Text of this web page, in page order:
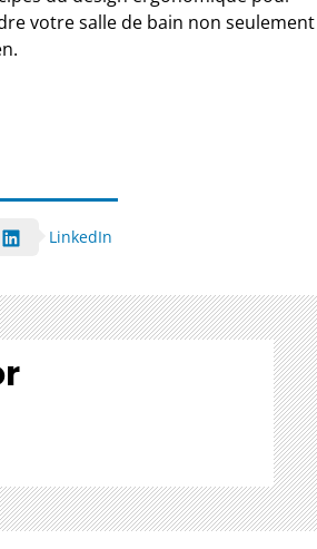
votre salle de bain non seulement
LinkedIn